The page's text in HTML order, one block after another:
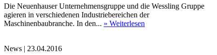
Die Neuenhauser Unternehmensgruppe und die Wessling Gruppe
agieren in verschiedenen Industriebereichen der
Maschinenbaubranche. In den... » Weiterlesen
News 23.04.2016